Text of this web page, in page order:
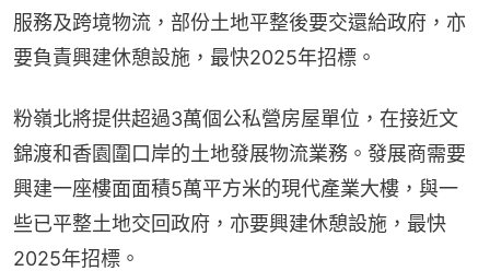
服務及跨境物流，部份土地平整後要交還給政府，亦
要負責興建休憩設施，最快2025年招標。
粉嶺北將提供超過3萬個公私營房屋單位，在接近文
錦渡和香園圍口岸的土地發展物流業務。發展商需要
興建一座樓面面積5萬平方米的現代產業大樓，與一
些已平整土地交回政府，亦要興建休憩設施，最快
2025年招標。